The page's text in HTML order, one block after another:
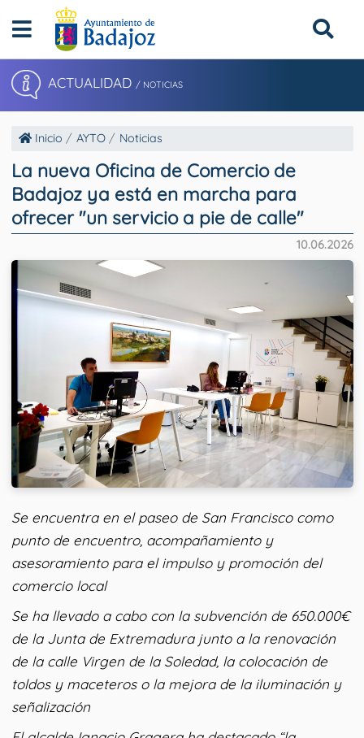
ACTUALIDAD / NOTICIAS
Inicio AYTO Noticias
La nueva Oficina de Comercio de
Badajoz ya está en marcha para
ofrecer "un servicio a pie de calle"
10.06.2026
Se encuentra en el paseo de San Francisco como
punto de encuentro, acompañamiento y
asesoramiento para el impulso y promoción del
comercio local
Se ha llevado a cabo con la subvención de 650.000€
de la Junta de Extremadura junto a la renovación
de la calle Virgen de la Soledad, la colocación de
toldos y maceteros o la mejora de la iluminación y
señalización